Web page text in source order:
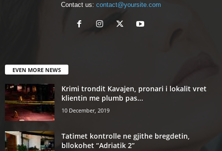
Contact us: contact@yoursite.com
EVEN MORE NEWS
Krimi trondit Kavajen, pronari i lokalit vret
klientin me plumb pas...
10 December, 2019
Tatimet kontrolle ne gjithe bregdetin,
bllokohet “Adriatik 2”